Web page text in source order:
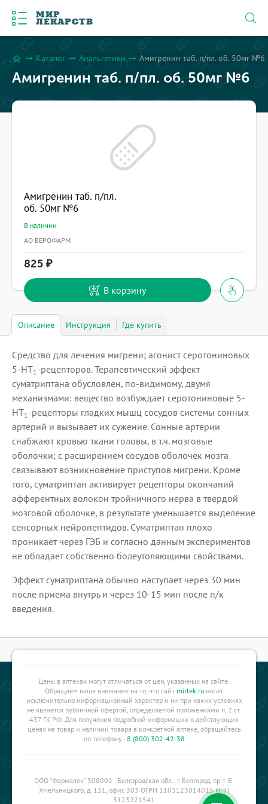
МИР
ЛЕКАРСТВ
home arrow_right_alt Каталог arrow_right_alt Анальгетики arrow_right_alt Амигренин таб. п/пл. об. 50мг №6
Амигренин таб. п/пл. об. 50мг №6
Амигренин таб. п/пл.
об. 50мг №6
В наличии
АО ВЕРОФАРМ
825
В корзину
Описание Инструкция Где купить
Средство для лечения мигрени; агонист серотониновых
5-HT1 -рецепторов. Терапевтический эффект
суматриптана обусловлен, по-видимому, двумя
механизмами: вещество возбуждает серотониновые 5-
HT1 -рецепторы гладких мышц сосудов системы сонных
артерий и вызывает их сужение. Сонные артерии
снабжают кровью ткани головы, в т.ч. мозговые
оболочки; с расширением сосудов оболочек мозга
связывают возникновение приступов мигрени. Кроме
того, суматриптан активирует рецепторы окончаний
афферентных волокон тройничного нерва в твердой
мозговой оболочке, в результате уменьшается выделение
сенсорных нейропептидов. Суматриптан плохо
проникает через ГЭБ и согласно данным экспериментов
не обладает собственно болеутоляющими свойствами.
Эффект суматриптана обычно наступает через 30 мин
после приема внутрь и через 10-15 мин после п/к
введения.
Цены в аптеках могут отличаться от цен, указанных на сайте.
Обращаем ваше внимание на то, что сайт mirlek.ru носит
исключительно информационный характер и ни при каких условиях
не является публичной офертой, определяемой положениями п. 2 ст.
437 ГК РФ. Для получения подробной информации о действующих
ценах на товар и наличии товара в конкретной аптеке, обращайтесь
по телефону -8 (800) 302-42-38
ООО "Фармалек" 308002 , Белгородская обл., г. Белгород, пр-т. Б.
Хмельницкого, д. 131, офис 303 ОГРН 1103123014015 ИНН
3123221541